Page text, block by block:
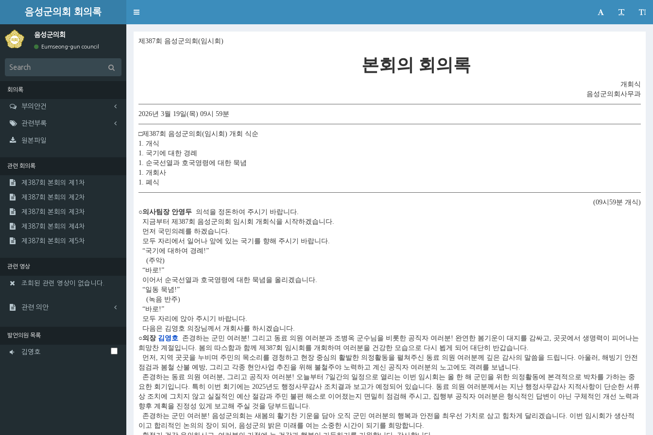
음성군의회 회의록
Toggle
음성군의회
Eumseong-gun council
회의록
부의안건
관련부록
원본파일
관련 회의록
제387회 본회의 제1차
제387회 본회의 제2차
제387회 본회의 제3차
제387회 본회의 제4차
제387회 본회의 제5차
관련 영상
조회된 관련 영상이 없습니다.
관련 의안
발언의원 목록
김영호
제387회 음성군의회(임시회)
본회의 회의록
개회식
음성군의회사무과
2026년 3월 19일(목) 09시 59분
□제387회 음성군의회(임시회) 개회 식순
1. 개식
1. 국기에 대한 경례
1. 순국선열과 호국영령에 대한 묵념
1. 개회사
1. 폐식
(09시59분 개식)
○의사팀장 안영두 의석을 정돈하여 주시기 바랍니다.
지금부터 제387회 음성군의회 임시회 개회식을 시작하겠습니다.
먼저 국민의례를 하겠습니다.
모두 자리에서 일어나 앞에 있는 국기를 향해 주시기 바랍니다.
“국기에 대하여 경례!”
(주악)
“바로!”
이어서 순국선열과 호국영령에 대한 묵념을 올리겠습니다.
“일동 묵념!”
(녹음 반주)
“바로!”
모두 자리에 앉아 주시기 바랍니다.
다음은 김영호 의장님께서 개회사를 하시겠습니다.
○의장 김영호 존경하는 군민 여러분! 그리고 동료 의원 여러분과 조병옥 군수님을 비롯한 공직자 여러분! 완연한 봄기운이 대지를 감싸고, 곳곳에서 생명력이 피어나는
희망찬 계절입니다. 봄의 따스함과 함께 제387회 임시회를 개회하며 여러분을 건강한 모습으로 다시 뵙게 되어 대단히 반갑습니다.
먼저, 지역 곳곳을 누비며 주민의 목소리를 경청하고 현장 중심의 활발한 의정활동을 펼쳐주신 동료 의원 여러분께 깊은 감사의 말씀을 드립니다. 아울러, 해빙기 안전
점검과 봄철 산불 예방, 그리고 각종 현안사업 추진을 위해 불철주야 노력하고 계신 공직자 여러분의 노고에도 격려를 보냅니다.
존경하는 동료 의원 여러분, 그리고 공직자 여러분! 오늘부터 7일간의 일정으로 열리는 이번 임시회는 올 한 해 군민을 위한 의정활동에 본격적으로 박차를 가하는 중
요한 회기입니다. 특히 이번 회기에는 2025년도 행정사무감사 조치결과 보고가 예정되어 있습니다. 동료 의원 여러분께서는 지난 행정사무감사 지적사항이 단순한 서류
상 조치에 그치지 않고 실질적인 예산 절감과 주민 불편 해소로 이어졌는지 면밀히 점검해 주시고, 집행부 공직자 여러분은 형식적인 답변이 아닌 구체적인 개선 노력과
향후 계획을 진정성 있게 보고해 주실 것을 당부드립니다.
존경하는 군민 여러분! 음성군의회는 새봄의 활기찬 기운을 담아 오직 군민 여러분의 행복과 안전을 최우선 가치로 삼고 힘차게 달리겠습니다. 이번 임시회가 생산적
이고 합리적인 논의의 장이 되어, 음성군의 밝은 미래를 여는 소중한 시간이 되기를 희망합니다.